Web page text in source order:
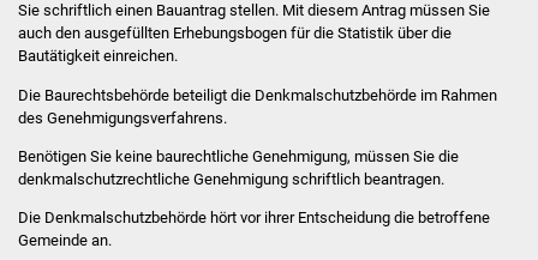
Bürgerinfos
Bildung
Schulen
Kindergärten
Sie schriftlich einen Bauantrag stellen. Mit diesem Antrag müssen Sie
auch den ausgefüllten Erhebungsbogen für die Statistik über die
Bautätigkeit einreichen.
Die Baurechtsbehörde beteiligt die Denkmalschutzbehörde im Rahmen
des Genehmigungsverfahrens.
Benötigen Sie keine baurechtliche Genehmigung, müssen Sie die
denkmalschutzrechtliche Genehmigung schriftlich beantragen.
Die Denkmalschutzbehörde hört vor ihrer Entscheidung die betroffene
Gemeinde an.